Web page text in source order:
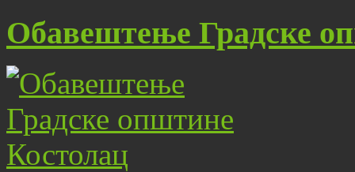
Обавештење Градске